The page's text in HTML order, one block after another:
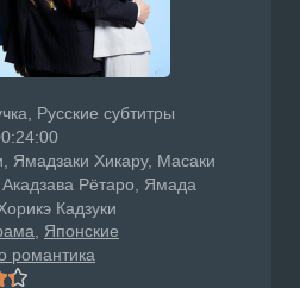
Русские субтитры
Ямадзаки Хикару, Масаки
Рётаро, Ямада
Кадзуки
Японские
романтика